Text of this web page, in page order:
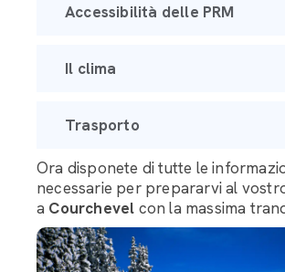
Accessibilità delle PRM
Il clima
Trasporto
Ora disponete di tutte le
necessarie per prepararvi al
a Courchevel con la massima